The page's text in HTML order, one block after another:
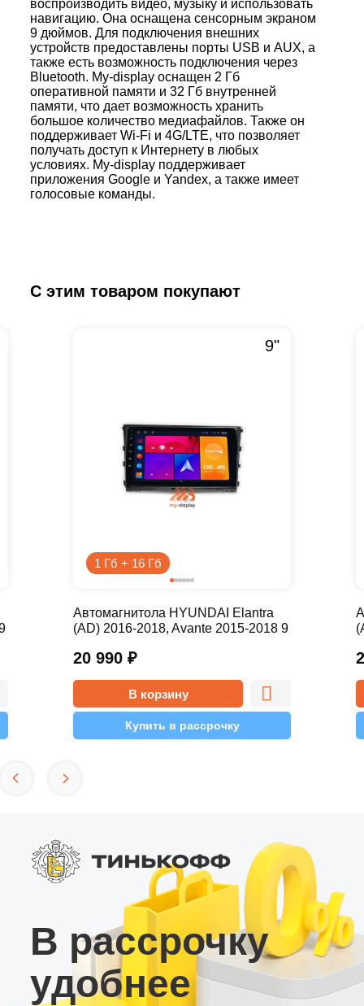
воспроизводить видео, музыку и использовать
навигацию. Она оснащена сенсорным экраном
9 дюймов. Для подключения внешних
устройств предоставлены порты USB и AUX, а
также есть возможность подключения через
Bluetooth. My-display оснащен 2 Гб
оперативной памяти и 32 Гб внутренней
памяти, что дает возможность хранить
большое количество медиафайлов. Также он
поддерживает Wi-Fi и 4G/LTE, что позволяет
получать доступ к Интернету в любых
условиях. My-display поддерживает
приложения Google и Yandex, а также имеет
голосовые команды.
С этим товаром покупают
1 Гб + 16 Гб
9"
20 990 ₽
Автомагнитола HYUNDAI Elantra
(AD) 2016-2018, Avante 2015-2018 9
В корзину
Купить в рассрочку
В рассрочку
удобнее